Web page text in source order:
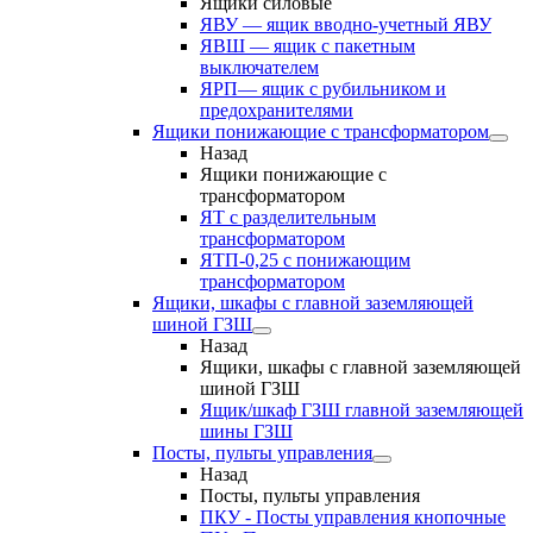
ЯВУ — ящик вводно-учетный ЯВУ
ЯВШ — ящик с пакетным
выключателем
ЯРП— ящик с рубильником и
предохранителями
Ящики понижающие с трансформатором
Назад
Ящики понижающие с
трансформатором
ЯТ с разделительным
трансформатором
ЯТП-0,25 с понижающим
трансформатором
Ящики, шкафы с главной заземляющей
шиной ГЗШ
Назад
Ящики, шкафы с главной заземляющей
шиной ГЗШ
Ящик/шкаф ГЗШ главной заземляющей
шины ГЗШ
Посты, пульты управления
Назад
Посты, пульты управления
ПКУ - Посты управления кнопочные